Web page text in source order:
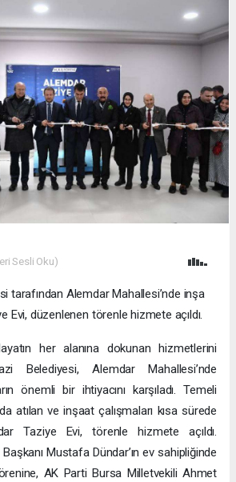
Sesli Oku)
tarafından Alemdar Mahallesi’nde inşa
Evi, düzenlenen törenle hizmete açıldı.
her alanına dokunan hizmetlerini
Belediyesi, Alemdar Mahallesi’nde
önemli bir ihtiyacını karşıladı. Temeli
atılan ve inşaat çalışmaları kısa sürede
Taziye Evi, törenle hizmete açıldı.
Mustafa Dündar’ın ev sahipliğinde
AK Parti Bursa Milletvekili Ahmet